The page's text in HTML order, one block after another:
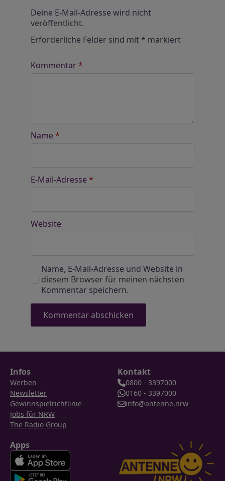
Deine E-Mail-Adresse wird nicht
veröffentlicht.
Erforderliche Felder sind mit* markiert
Kommentar*
Name *
E-Mail-Adresse *
Website
Name, E-Mail-Adresse und Website in
diesem Browser für meinen nächsten
Kommentar speichern.
Infos
Werben
Newsletter
Gewinnspielrichtlinie
Jobs für NRW
The Radio Group
Kontakt
0800 - 3397000
0160 - 3397000
info@antenne.nrw
Apps